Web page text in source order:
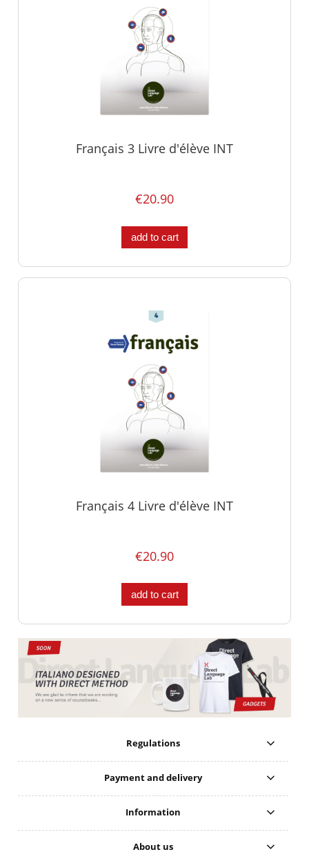
Français 3 Livre d'élève INT
€20.90
add to cart
Français 4 Livre d'élève INT
€20.90
add to cart
Regulations
Payment and delivery
Information
About us